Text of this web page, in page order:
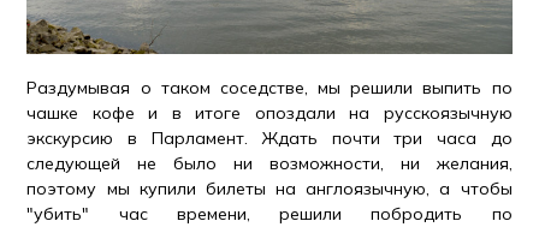
Раздумывая о таком соседстве, мы решили выпить по
чашке кофе и в итоге опоздали на русскоязычную
экскурсию в Парламент. Ждать почти три часа до
следующей не было ни возможности, ни желания,
поэтому мы купили билеты на англоязычную, а чтобы
"убить" час времени, решили побродить по